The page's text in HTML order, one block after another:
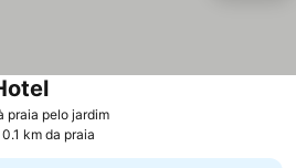
praia pelo jardimVer preços
Ver preços
km da praia